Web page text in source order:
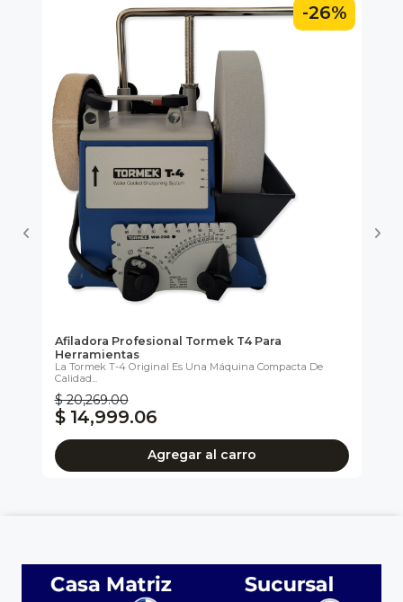
-26%
Afiladora Profesional Tormek T4 Para
Herramientas
La Tormek T-4 Original Es Una Máquina Compacta De
Calidad...
$ 20,269.00
$ 14,999.06
Agregar al carro